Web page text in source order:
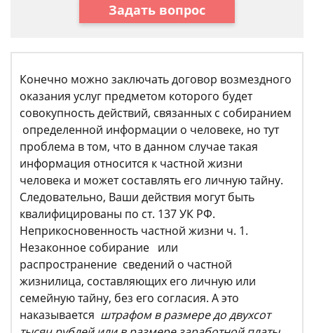
Задать вопрос
Конечно можно заключать договор возмездного
оказания услуг предметом которого будет
совокупность действий, связанных с собиранием
определенной информации о человеке, но тут
проблема в том, что в данном случае такая
информация относится к частной жизни
человека и может составлять его личную тайну.
Следовательно, Ваши действия могут быть
квалифицированы по ст. 137 УК РФ.
Неприкосновенность частной жизни ч. 1.
Незаконное собирание или
распространение сведений о частной
жизнилица, составляющих его личную или
семейную тайну, без его согласия. А это
наказывается штрафом в размере до двухсот